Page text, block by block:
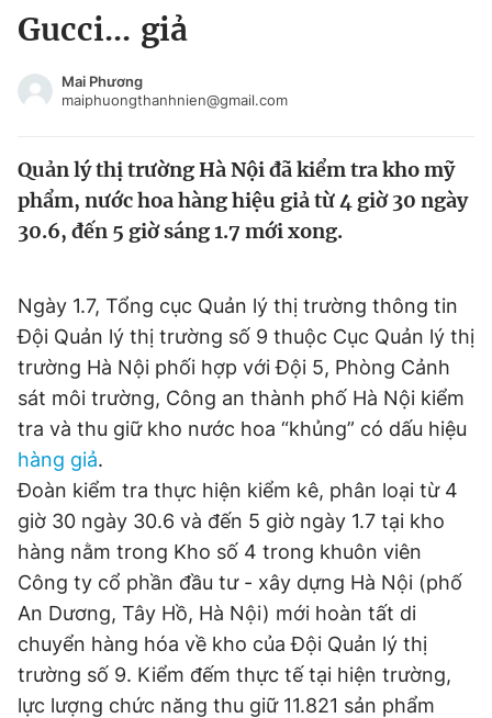
Chào ngày mới
Video Magazine
Tiện ích Bạn cần biết
Thông tin tòa soạn Liên hệ quảng cáo
Đọc Thanh Niên trên điện thoại
Theo dõi báo trên
Tin đã xem
Đăng xuất
Gucci... giả
Mai Phương
maiphuongthanhnien@gmail.com
Quản lý thị trường Hà Nội đã kiểm tra kho mỹ
phẩm, nước hoa hàng hiệu giả từ 4 giờ 30 ngày
30.6, đến 5 giờ sáng 1.7 mới xong.
Ngày 1.7, Tổng cục Quản lý thị trường thông tin
Đội Quản lý thị trường số 9 thuộc Cục Quản lý thị
trường Hà Nội phối hợp với Đội 5, Phòng Cảnh
sát môi trường, Công an thành phố Hà Nội kiểm
tra và thu giữ kho nước hoa “khủng” có dấu hiệu
hàng giả.
Đoàn kiểm tra thực hiện kiểm kê, phân loại từ 4
giờ 30 ngày 30.6 và đến 5 giờ ngày 1.7 tại kho
hàng nằm trong Kho số 4 trong khuôn viên
Công ty cổ phần đầu tư - xây dựng Hà Nội (phố
An Dương, Tây Hồ, Hà Nội) mới hoàn tất di
chuyển hàng hóa về kho của Đội Quản lý thị
trường số 9. Kiểm đếm thực tế tại hiện trường,
lực lượng chức năng thu giữ 11.821 sản phẩm